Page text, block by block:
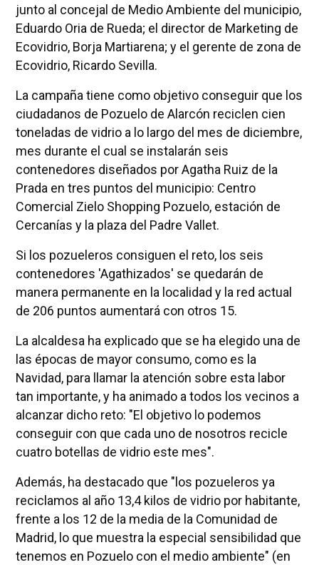
junto al concejal de Medio Ambiente del municipio,
Eduardo Oria de Rueda; el director de Marketing de
Ecovidrio, Borja Martiarena; y el gerente de zona de
Ecovidrio, Ricardo Sevilla.
La campaña tiene como objetivo conseguir que los
ciudadanos de Pozuelo de Alarcón reciclen cien
toneladas de vidrio a lo largo del mes de diciembre,
mes durante el cual se instalarán seis
contenedores diseñados por Agatha Ruiz de la
Prada en tres puntos del municipio: Centro
Comercial Zielo Shopping Pozuelo, estación de
Cercanías y la plaza del Padre Vallet.
Si los pozueleros consiguen el reto, los seis
contenedores 'Agathizados' se quedarán de
manera permanente en la localidad y la red actual
de 206 puntos aumentará con otros 15.
La alcaldesa ha explicado que se ha elegido una de
las épocas de mayor consumo, como es la
Navidad, para llamar la atención sobre esta labor
tan importante, y ha animado a todos los vecinos a
alcanzar dicho reto: "El objetivo lo podemos
conseguir con que cada uno de nosotros recicle
cuatro botellas de vidrio este mes".
Además, ha destacado que "los pozueleros ya
reciclamos al año 13,4 kilos de vidrio por habitante,
frente a los 12 de la media de la Comunidad de
Madrid, lo que muestra la especial sensibilidad que
tenemos en Pozuelo con el medio ambiente" (en